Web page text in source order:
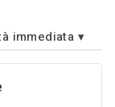
immediata ▾